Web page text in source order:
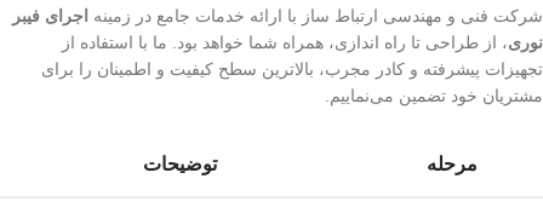
شرکت فنی و مهندسی ارتباط ساز با ارائه خدمات جامع در زمینه
اجرای فیبر
نوری، از طراحی تا راه اندازی، همراه شما خواهد بود. ما با استفاده از
تجهیزات پیشرفته و کادر مجرب، بالاترین سطح کیفیت و اطمینان را برای
مشتریان خود تضمین می‌نماییم.
مرحله توضیحات